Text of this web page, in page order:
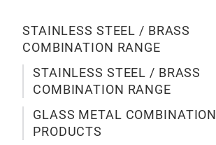
STAINLESS STEEL / BRASS
COMBINATION RANGE
STAINLESS STEEL / BRASS
COMBINATION RANGE
GLASS METAL COMBINATION
PRODUCTS